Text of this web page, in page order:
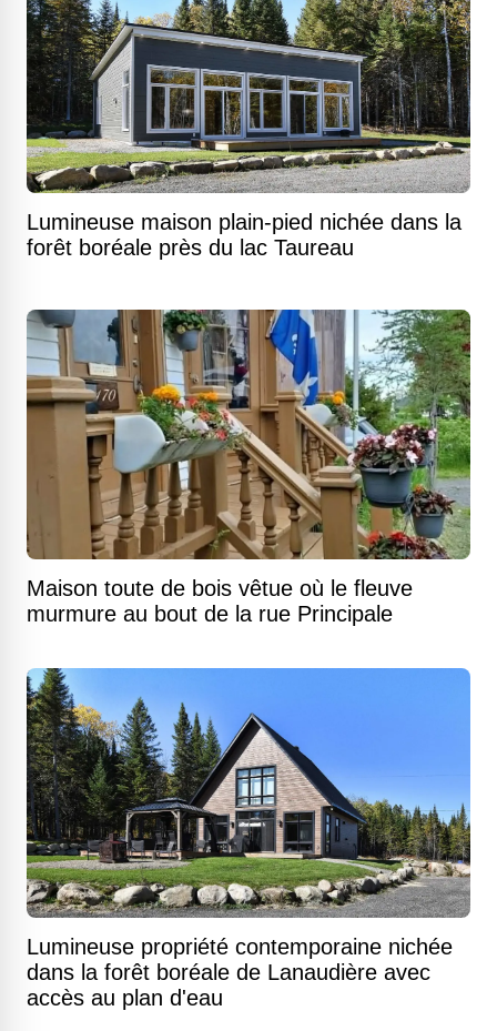
Lumineuse maison plain-pied nichée dans la
forêt boréale près du lac Taureau
Maison toute de bois vêtue où le fleuve
murmure au bout de la rue Principale
Lumineuse propriété contemporaine nichée
dans la forêt boréale de Lanaudière avec
accès au plan d'eau